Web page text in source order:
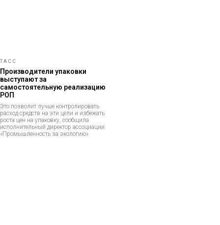
ТАСС
Производители упаковки
выступают за
самостоятельную реализацию
РОП
Это позволит лучше контролировать
расход средств на эти цели и избежать
роста цен на упаковку, сообщила
исполнительный директор ассоциации
«Промышленность за экологию»